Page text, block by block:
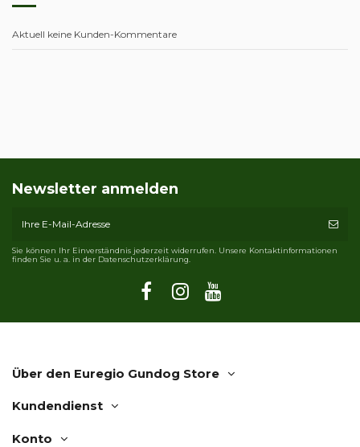
Aktuell keine Kunden-Kommentare
Newsletter anmelden
Sie können Ihr Einverständnis jederzeit widerrufen. Unsere Kontaktinformationen
finden Sie u. a. in der Datenschutzerklärung.
Über den Euregio Gundog Store
Kundendienst
Konto